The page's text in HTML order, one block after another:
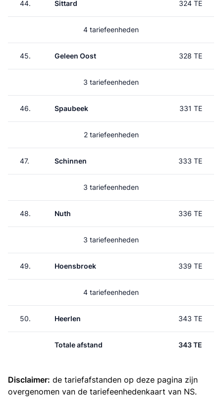
44. Sittard 324 TE
4 tariefeenheden
45. Geleen Oost 328 TE
3 tariefeenheden
46. Spaubeek 331 TE
2 tariefeenheden
47. Schinnen 333 TE
3 tariefeenheden
48. Nuth 336 TE
3 tariefeenheden
49. Hoensbroek 339 TE
4 tariefeenheden
50. Heerlen 343 TE
Totale afstand 343 TE
Disclaimer: de tariefafstanden op deze pagina zijn
overgenomen van de tariefeenhedenkaart van NS.